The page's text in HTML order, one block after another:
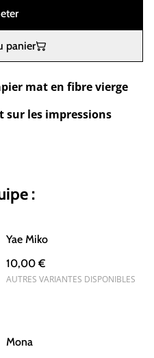
panier
mat en fibre vierge
sur les impressions
:
Yae Miko
10,00 €
AUTRES VARIANTES DISPONIBLES
Mona